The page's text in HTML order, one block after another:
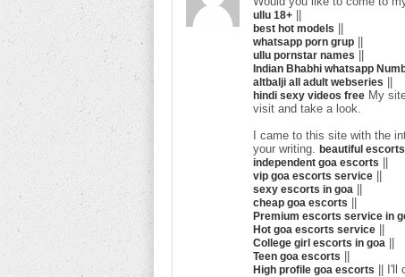
ullu 18+
best hot models
whatsapp porn grup
ullu pornstar names
Indian Bhabhi whatsapp
altbalji all adult webseries
hindi sexy videos free My
visit and take a look.
I came to this site with the
your writing. beautiful
independent goa escorts
vip goa escorts service
sexy escorts in goa
cheap goa escorts
Premium escorts service in
Hot goa escorts service
College girl escorts in goa
Teen goa escorts
High profile goa escorts || I'll